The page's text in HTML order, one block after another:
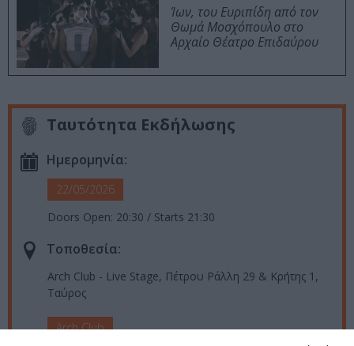
Ίων, του Ευριπίδη από τον
Θωμά Μοσχόπουλο στο
Αρχαίο Θέατρο Επιδαύρου
Ταυτότητα Εκδήλωσης
Ημερομηνία:
22/05/2026
Doors Open: 20:30 / Starts 21:30
Τοποθεσία:
Arch Club - Live Stage, Πέτρου Ράλλη 29 & Κρήτης 1,
Ταύρος
Arch Club